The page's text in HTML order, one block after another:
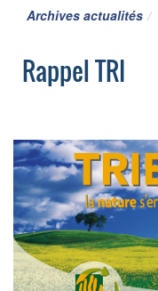
Archives actualités
Rappel TRI